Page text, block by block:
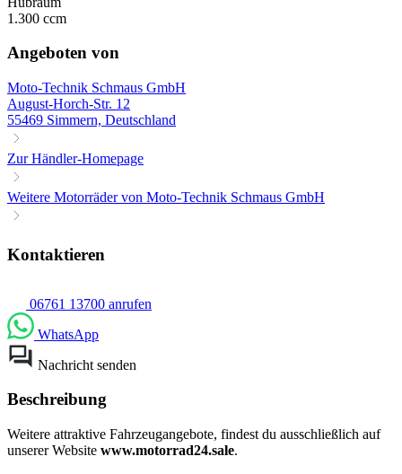
1.300 ccm
Angeboten von
Moto-Technik Schmaus GmbH
August-Horch-Str. 12
55469 Simmern, Deutschland
Zur Händler-Homepage
Weitere Motorräder von Moto-Technik Schmaus GmbH
Kontaktieren
06761 13700 anrufen
WhatsApp
Nachricht senden
Beschreibung
Weitere attraktive Fahrzeugangebote, findest du ausschließlich auf
unserer Website www.motorrad24.sale.